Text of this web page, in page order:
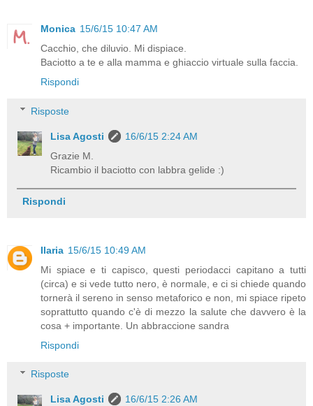
Monica 15/6/15 10:47 AM
Cacchio, che diluvio. Mi dispiace.
Baciotto a te e alla mamma e ghiaccio virtuale sulla faccia.
Rispondi
Risposte
Lisa Agosti
16/6/15 2:24 AM
Grazie M.
Ricambio il baciotto con labbra gelide :)
Rispondi
Ilaria 15/6/15 10:49 AM
Mi spiace e ti capisco, questi periodacci capitano a tutti
(circa) e si vede tutto nero, è normale, e ci si chiede quando
tornerà il sereno in senso metaforico e non, mi spiace ripeto
soprattutto quando c'è di mezzo la salute che davvero è la
cosa + importante. Un abbraccione sandra
Rispondi
Risposte
Lisa Agosti
16/6/15 2:26 AM